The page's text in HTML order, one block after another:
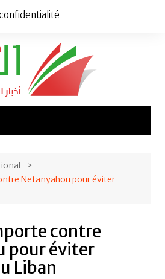
Netanyahou pour éviter
contre
pour éviter
Liban